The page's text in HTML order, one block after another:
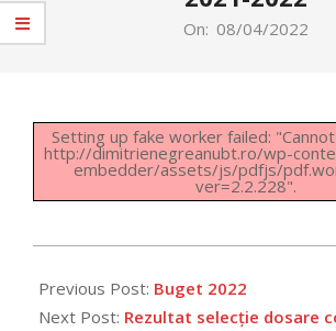
On: 08/04/2022
Setting up fake worker failed:
http://dimitrienegreanubt.ro/wp-
embedder/assets/js/pdfjs/
ver=2.2.228".
04-
08
Previous Post: Buget 2022
Next Post: Rezultat selecție dosare